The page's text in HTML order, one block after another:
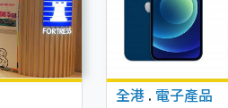
全港 . 電子產品